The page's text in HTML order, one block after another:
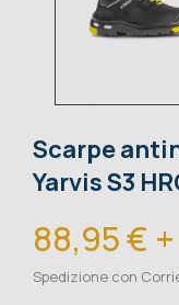
Scarpe
Yarvis S3
88,95 €
Spedizione con